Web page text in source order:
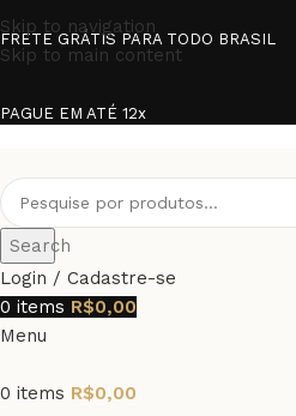
Skip to navigation
Skip to main content
FRETE GRÁTIS PARA TODO BRASIL
PAGUE EM ATÉ 12x
Search
Login / Cadastre-se
0 items R$0,00
Menu
0 items R$0,00